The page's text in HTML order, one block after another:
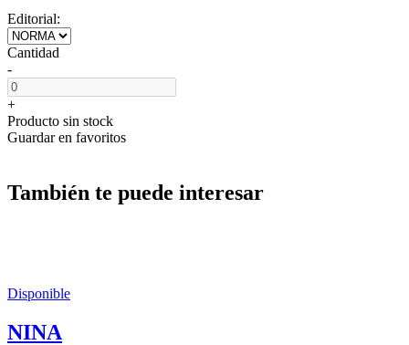
Editorial:
Cantidad
-
+
Producto sin stock
Guardar en favoritos
También te puede interesar
Disponible
NINA